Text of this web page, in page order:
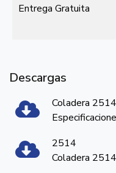
Entrega Gratuita
Descargas
Coladera 2514
2514
Coladera 2514